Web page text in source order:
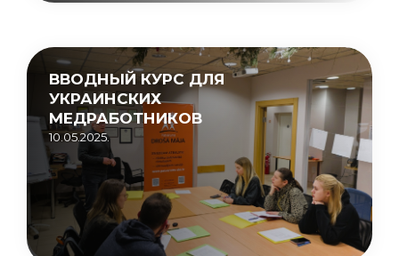
ВВОДНЫЙ КУРС ДЛЯ
УКРАИНСКИХ
МЕДРАБОТНИКОВ
10.05.2025.